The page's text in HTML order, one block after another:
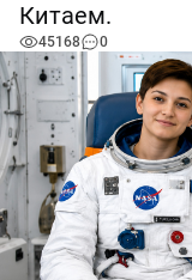
Китаем.
45168 0